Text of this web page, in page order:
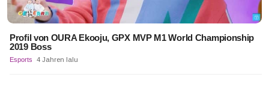
Profil von OURA Ekooju, GPX MVP M1 World Championship
2019 Boss
Esports 4 Jahren lalu